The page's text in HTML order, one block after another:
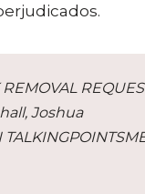
Joshua